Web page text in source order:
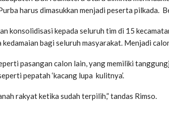
harus dimasukkan menjadi peserta
konsolidisasi kepada seluruh tim di 15
bagi seluruh masyarakat. Menjadi
pasangan calon lain, yang memiliki
pepatah ‘kacang lupa kulitnya’.
rakyat ketika sudah terpilih,” tandas Rimso.